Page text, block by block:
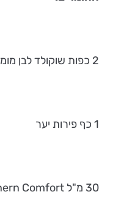
2 כפות שוקולד לבן מומס
1 כף פירות יער
30 מ"ל Southern Comfort